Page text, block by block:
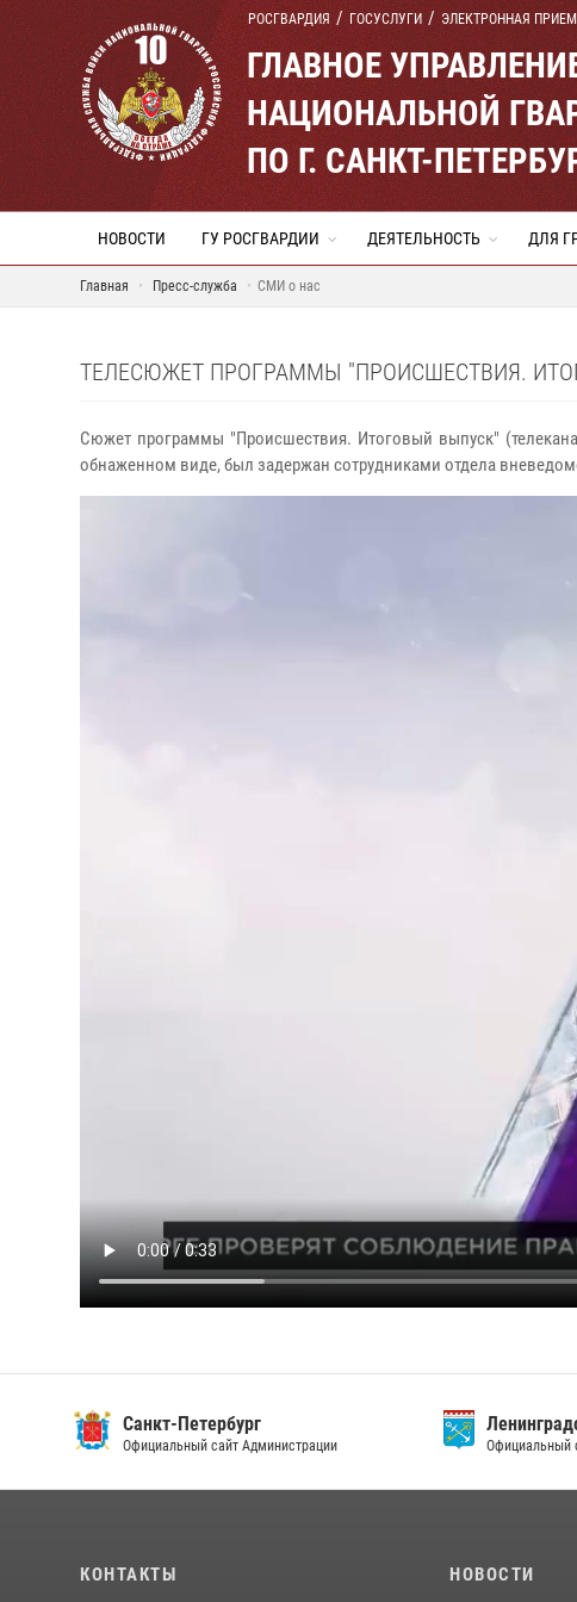
РОСГВАРДИЯ ГОСУСЛУГИ ЭЛЕКТРОННАЯ
ГЛАВНОЕ
НАЦИОНАЛЬНОЙ
ПО Г. САНКТ-
НОВОСТИ ГУ РОСГВАРДИИ ДЕЯТЕЛЬНОСТЬ ДЛЯ
Главная Пресс-служба СМИ о нас
ТЕЛЕСЮЖЕТ ПРОГРАММЫ "ПРОИСШЕСТВИЯ.
Сюжет программы "Происшествия. Итоговый выпуск"
обнаженном виде, был задержан сотрудниками отдела
Санкт-Петербург
Официальный сайт Администрации Официальный
КОНТАКТЫ НОВОСТИ